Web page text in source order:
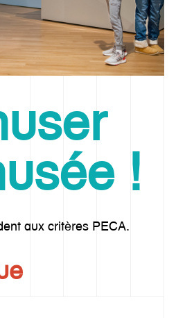
!
aux critères PECA.